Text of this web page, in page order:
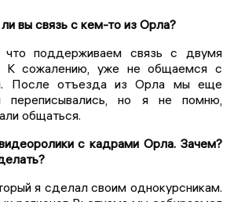
вы связь с кем-то из Орла?
поддерживаем связь с двумя
К сожалению, уже не общаемся с
После отъезда из Орла мы еще
переписывались, но я не помню,
общаться.
с кадрами Орла. Зачем?
я сделал своим однокурсникам.